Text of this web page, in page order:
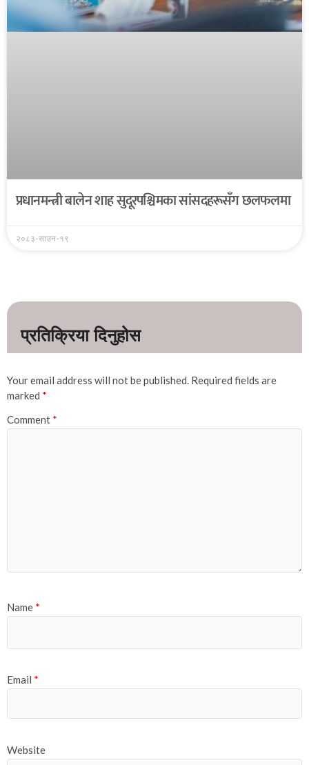
प्रधानमन्त्री बालेन शाह सुदूरपश्चिमका सांसदहरूसँग छलफलमा
२०८३-साउन-१९
Your email address will not be published. Required fields are
marked *
Comment *
Name *
Email *
Website